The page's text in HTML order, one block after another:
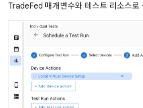
TradeFed 매개변수와 테스트 리소스로